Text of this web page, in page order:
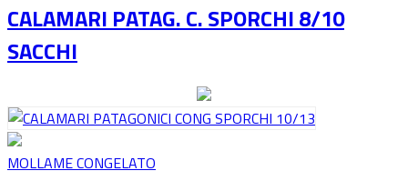
CALAMARI PATAG. C. SPORCHI 8/10
SACCHI
MOLLAME CONGELATO